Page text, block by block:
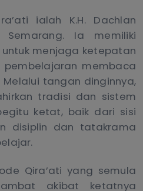
ialah K.H. Dachlan
Ia memiliki
menjaga ketepatan
membaca
Melalui tangan dinginnya,
tradisi dan sistem
ketat, baik dari sisi
disiplin dan tatakrama
Qira’ati yang semula
akibat ketatnya